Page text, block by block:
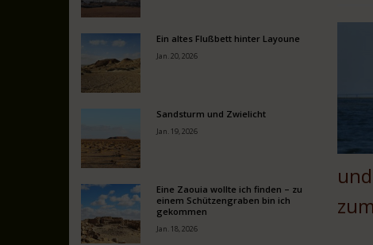
Ein altes Flußbett hinter Layoune
Jan. 20, 2026
Sandsturm und Zwielicht
Jan. 19, 2026
Eine Zaouia wollte ich finden – zu
einem Schützengraben bin ich
gekommen
Jan. 18, 2026